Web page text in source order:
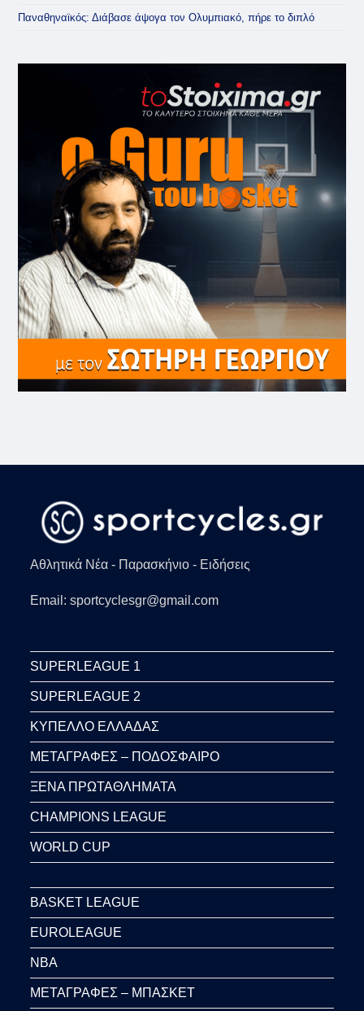
Παναθηναϊκός: Διάβασε άψογα τον Ολυμπιακό, πήρε το διπλό
Αθλητικά Νέα - Παρασκήνιο - Ειδήσεις
Email: sportcyclesgr@gmail.com
SUPERLEAGUE 1
SUPERLEAGUE 2
ΚΥΠΕΛΛΟ ΕΛΛΑΔΑΣ
ΜΕΤΑΓΡΑΦΕΣ – ΠΟΔΟΣΦΑΙΡΟ
ΞΕΝΑ ΠΡΩΤΑΘΛΗΜΑΤΑ
CHAMPIONS LEAGUE
WORLD CUP
BASKET LEAGUE
EUROLEAGUE
NBA
ΜΕΤΑΓΡΑΦΕΣ – ΜΠΑΣΚΕΤ